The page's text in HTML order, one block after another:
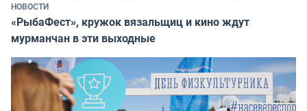
НОВОСТИ
«РыбаФест», кружок вязальщиц и кино ждут
мурманчан в эти выходные